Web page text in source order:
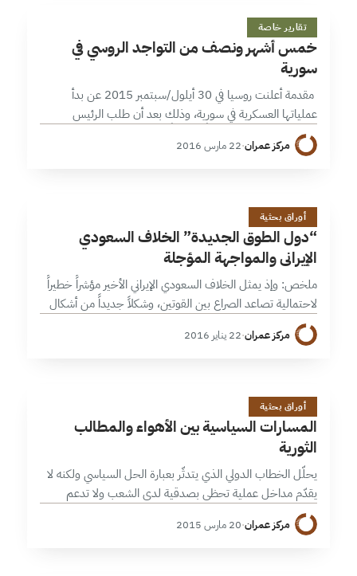
خ3 دقائق
تقارير خاصة
خمس أشهر ونصف من التواجد الروسي في
سورية
مقدمة أعلنت روسيا في 30 أيلول/سبتمبر 2015 عن بدأ
عملياتها العسكرية في سورية، وذلك بعد أن طلب الرئيس
السوري، بشار الأسد، دعماً عسكرياً من موسكو ووافق مجلس
الاتحاد الروسي على…
مركز عمران·22 مارس 2016
&
15 دقائق
أوراق بحثية
“دول الطوق الجديدة” الخلاف السعودي
الإيراني والمواجهة المؤجلة
ملخص: وإذ يمثل الخلاف السعودي الإيراني الأخير مؤشراً خطيراً
لاحتمالية تصاعد الصراع بين القوتين، وشكلاً جديداً من أشكال
المواجهة؛ إلا أنه وبالوقت ذاته يعد نتيجة طبيعية ومتوقعة
لثوابت السياستين الإيرانية…
مركز عمران·22 يناير 2016
ا1 دقائق
أوراق بحثية
المسارات السياسية بين الأهواء والمطالب
الثورية
يحلّل الخطاب الدولي الذي يتدثّر بعبارة الحل السياسي ولكنه لا
يقدّم مداخل عملية تحظى بصدقية لدى الشعب ولا تدعم
وجود نظام دمشق.
مركز عمران·20 مارس 2015